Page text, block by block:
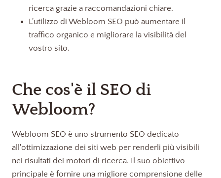
ricerca grazie a raccomandazioni chiare.
L'utilizzo di Webloom SEO può aumentare il
traffico organico e migliorare la visibilità del
vostro sito.
Che cos'è il SEO di
Webloom?
Webloom SEO è uno strumento SEO dedicato
all'ottimizzazione dei siti web per renderli più visibili
nei risultati dei motori di ricerca. Il suo obiettivo
principale è fornire una migliore comprensione delle